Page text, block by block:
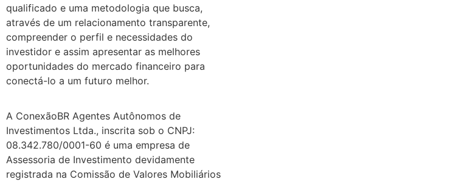
qualificado e uma metodologia que busca,
através de um relacionamento transparente,
compreender o perfil e necessidades do
investidor e assim apresentar as melhores
oportunidades do mercado financeiro para
conectá-lo a um futuro melhor.
A ConexãoBR Agentes Autônomos de
Investimentos Ltda., inscrita sob o CNPJ:
08.342.780/0001-60 é uma empresa de
Assessoria de Investimento devidamente
registrada na Comissão de Valores Mobiliários